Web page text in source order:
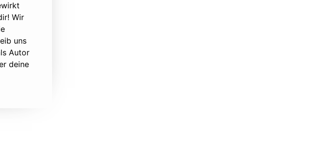
Wir
uns
Autor
deine